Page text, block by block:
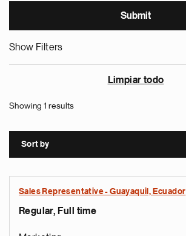
Show Filters
Limpiar todo
Showing 1 results
Sort by
Sales Representative - Guayaquil, Ecuador
Regular, Full time